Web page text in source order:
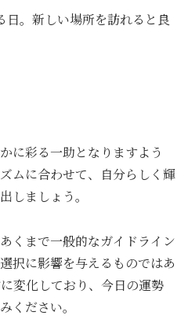
日。新しい場所を訪れると良
に彩る一助となりますよう
ムに合わせて、自分らしく輝
しましょう。
くまで一般的なガイドライン
択に影響を与えるものではあ
変化しており、今日の運勢
ください。